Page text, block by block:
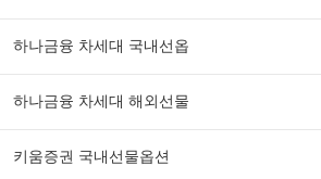
하나금융 차세대 국내선옵
하나금융 차세대 해외선물
키움증권 국내선물옵션